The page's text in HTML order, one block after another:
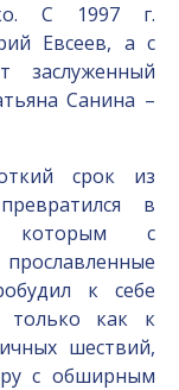
С 1997 г.
Евсеев, а с
заслуженный
Санина –
срок из
в
которым с
к себе
только как к
шествий,
с обширным